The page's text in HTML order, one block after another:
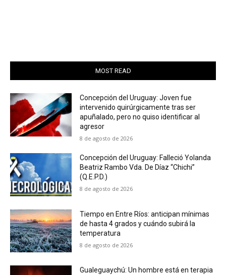
MOST READ
Concepción del Uruguay: Joven fue
intervenido quirúrgicamente tras ser
apuñalado, pero no quiso identificar al
agresor
8 de agosto de 2026
Concepción del Uruguay: Falleció Yolanda
Beatriz Rambo Vda. De Díaz “Chichi”
(Q.E.P.D.)
8 de agosto de 2026
Tiempo en Entre Ríos: anticipan mínimas
de hasta 4 grados y cuándo subirá la
temperatura
8 de agosto de 2026
Gualeguaychú: Un hombre está en terapia